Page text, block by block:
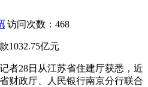
访问次数：468
1032.75亿元
者28日从江苏省住建厅获悉，近
财政厅、人民银行南京分行联合